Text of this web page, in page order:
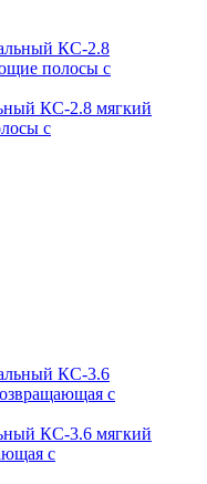
КС-2.8 мягкий
с
КС-3.6 мягкий
с